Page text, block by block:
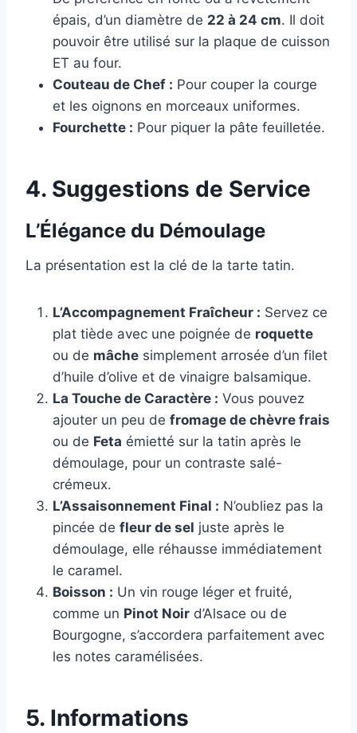
épais, d’un diamètre de 22 à 24 cm. Il doit
pouvoir être utilisé sur la plaque de cuisson
ET au four.
Couteau de Chef : Pour couper la courge
et les oignons en morceaux uniformes.
Fourchette : Pour piquer la pâte feuilletée.
4. Suggestions de Service
L’Élégance du Démoulage
La présentation est la clé de la tarte tatin.
L’Accompagnement Fraîcheur : Servez ce
plat tiède avec une poignée de roquette
ou de mâche simplement arrosée d’un filet
d’huile d’olive et de vinaigre balsamique.
La Touche de Caractère : Vous pouvez
ajouter un peu de fromage de chèvre frais
ou de Feta émietté sur la tatin après le
démoulage, pour un contraste salé-
crémeux.
L’Assaisonnement Final : N’oubliez pas la
pincée de fleur de sel juste après le
démoulage, elle réhausse immédiatement
le caramel.
Boisson : Un vin rouge léger et fruité,
comme un Pinot Noir d’Alsace ou de
Bourgogne, s’accordera parfaitement avec
les notes caramélisées.
5. Informations